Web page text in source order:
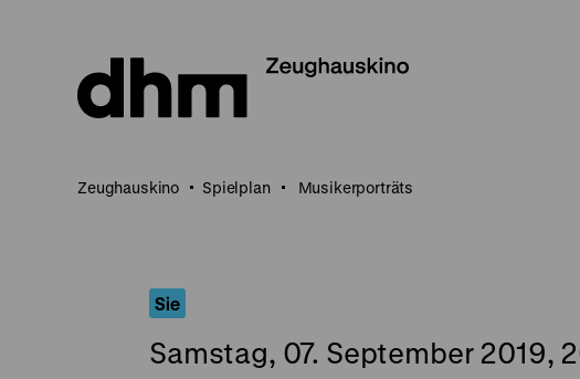
Seiteninhalt
springen
Zeughauskino Spielplan Musikerporträts
Sie
Samstag, 07. September 2019,